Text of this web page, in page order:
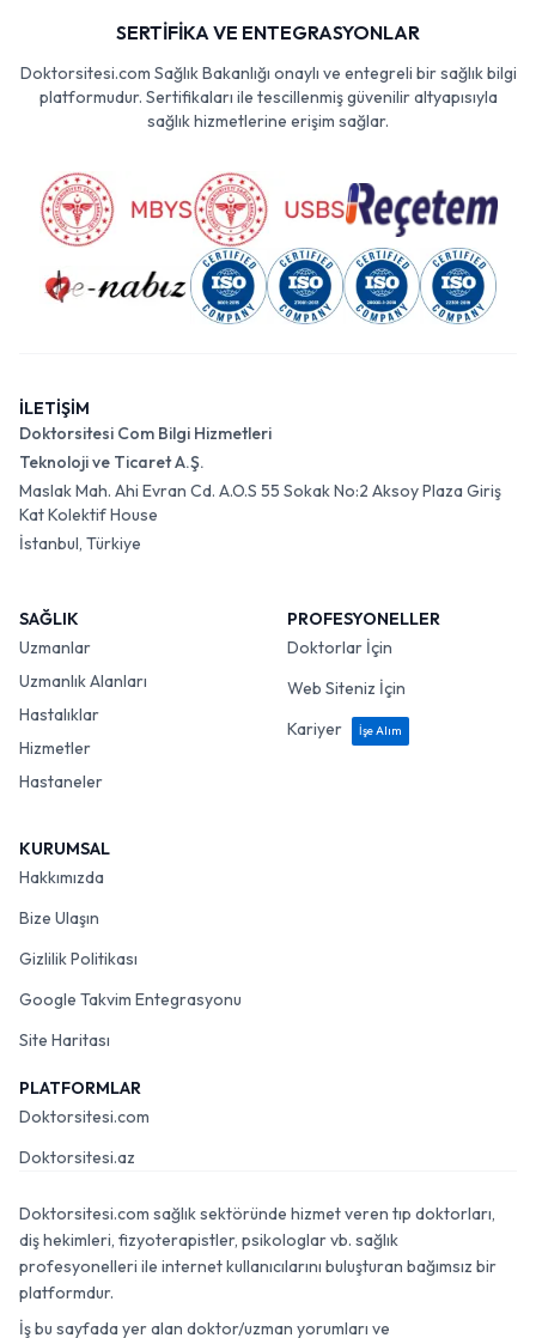
SERTİFİKA VE ENTEGRASYONLAR
Doktorsitesi.com Sağlık Bakanlığı onaylı ve entegreli bir sağlık bilgi
platformudur. Sertifikaları ile tescillenmiş güvenilir altyapısıyla
sağlık hizmetlerine erişim sağlar.
İLETİŞİM
Doktorsitesi Com Bilgi Hizmetleri
Teknoloji ve Ticaret A.Ş.
Maslak Mah. Ahi Evran Cd. A.O.S 55 Sokak No:2 Aksoy Plaza Giriş
Kat Kolektif House
İstanbul, Türkiye
SAĞLIK
Uzmanlar
Uzmanlık Alanları
Hastalıklar
Hizmetler
Hastaneler
PROFESYONELLER
Doktorlar İçin
Web Siteniz İçin
Kariyer
İşe Alım
KURUMSAL
Hakkımızda
Bize Ulaşın
Gizlilik Politikası
Google Takvim Entegrasyonu
Site Haritası
PLATFORMLAR
Doktorsitesi.com
Doktorsitesi.az
Doktorsitesi.com sağlık sektöründe hizmet veren tıp doktorları,
diş hekimleri, fizyoterapistler, psikologlar vb. sağlık
profesyonelleri ile internet kullanıcılarını buluşturan bağımsız bir
platformdur.
İş bu sayfada yer alan doktor/uzman yorumları ve